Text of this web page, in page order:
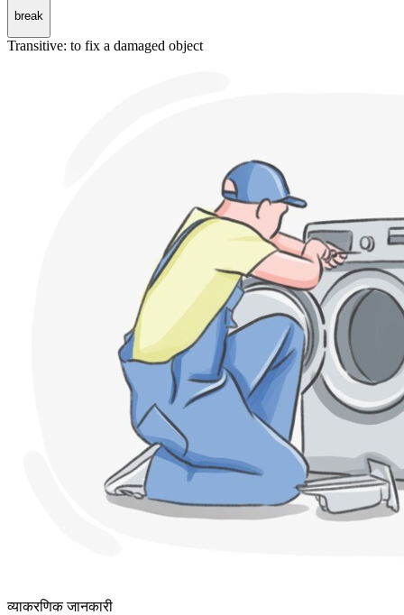
break
Transitive: to fix a damaged object
व्याकरणिक जानकारी